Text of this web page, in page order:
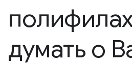
думать о